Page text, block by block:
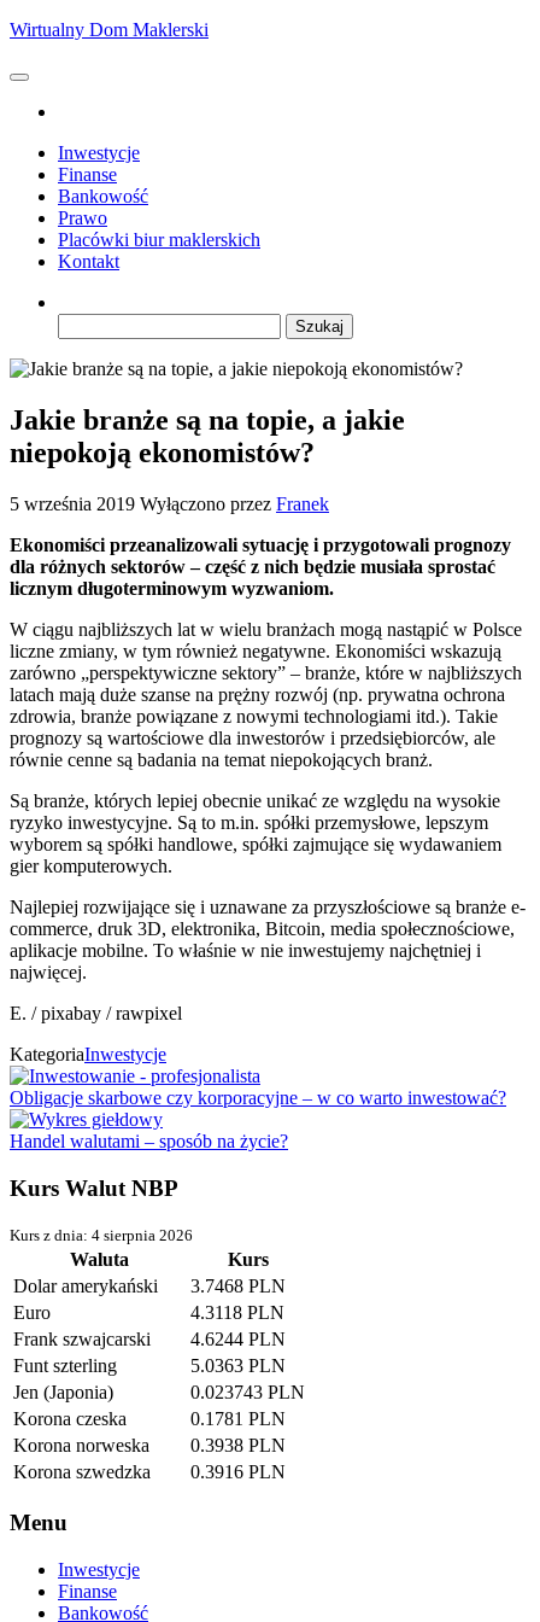
Przejdź
treści
Wirtualny Dom Maklerski
Inwestycje
Finanse
Bankowość
Prawo
Placówki biur maklerskich
Kontakt
Jakie branże są na topie, a jakie
niepokoją ekonomistów?
5 września 2019 Wyłączono przez Franek
Ekonomiści przeanalizowali sytuację i przygotowali prognozy
dla różnych sektorów – część z nich będzie musiała sprostać
licznym długoterminowym wyzwaniom.
W ciągu najbliższych lat w wielu branżach mogą nastąpić w Polsce
liczne zmiany, w tym również negatywne. Ekonomiści wskazują
zarówno „perspektywiczne sektory” – branże, które w najbliższych
latach mają duże szanse na prężny rozwój (np. prywatna ochrona
zdrowia, branże powiązane z nowymi technologiami itd.). Takie
prognozy są wartościowe dla inwestorów i przedsiębiorców, ale
równie cenne są badania na temat niepokojących branż.
Są branże, których lepiej obecnie unikać ze względu na wysokie
ryzyko inwestycyjne. Są to m.in. spółki przemysłowe, lepszym
wyborem są spółki handlowe, spółki zajmujące się wydawaniem
gier komputerowych.
Najlepiej rozwijające się i uznawane za przyszłościowe są branże e-
commerce, druk 3D, elektronika, Bitcoin, media społecznościowe,
aplikacje mobilne. To właśnie w nie inwestujemy najchętniej i
najwięcej.
E. / pixabay / rawpixel
KategoriaInwestycje
Obligacje skarbowe czy korporacyjne – w co warto inwestować?
Handel walutami – sposób na życie?
Kurs Walut NBP
Kurs z dnia: 4 sierpnia 2026
Waluta
Kurs
Dolar amerykański
3.7468 PLN
Euro
4.3118 PLN
Frank szwajcarski
4.6244 PLN
Funt szterling
5.0363 PLN
Jen (Japonia)
0.023743 PLN
Korona czeska
0.1781 PLN
Korona norweska
0.3938 PLN
Korona szwedzka
0.3916 PLN
Menu
Inwestycje
Finanse
Bankowość